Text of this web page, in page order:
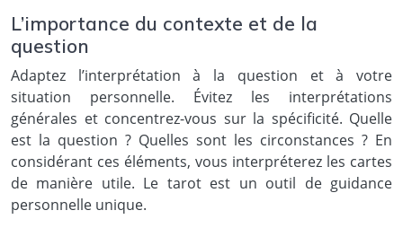
L’importance du contexte et de la
question
Adaptez l’interprétation à la question et à votre
situation personnelle. Évitez les interprétations
générales et concentrez-vous sur la spécificité. Quelle
est la question ? Quelles sont les circonstances ? En
considérant ces éléments, vous interpréterez les cartes
de manière utile. Le tarot est un outil de guidance
personnelle unique.